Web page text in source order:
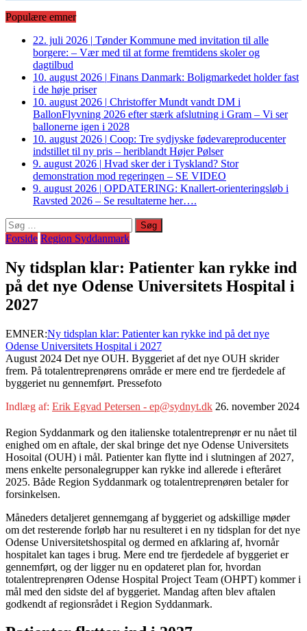
Populære emner
22. juli 2026 | Tønder Kommune med invitation til alle
borgere: – Vær med til at forme fremtidens skoler og
dagtilbud
10. august 2026 | Finans Danmark: Boligmarkedet holder fast
i de høje priser
10. august 2026 | Christoffer Mundt vandt DM i
BallonFlyvning 2026 efter stærk afslutning i Gram – Vi ser
ballonerne igen i 2028
10. august 2026 | Coop: Tre sydjyske fødevareproducenter
indstillet til ny pris – heriblandt Højer Pølser
9. august 2026 | Hvad sker der i Tyskland? Stor
demonstration mod regeringen – SE VIDEO
9. august 2026 | OPDATERING: Knallert-orienteringsløb i
Ravsted 2026 – Se resultaterne her….
Søg
efter:
Forside Region Syddanmark
Ny tidsplan klar: Patienter kan rykke ind
på det nye Odense Universitets Hospital i
2027
EMNER:Ny tidsplan klar: Patienter kan rykke ind på det nye
Odense Universitets Hospital i 2027
August 2024 Det nye OUH. Byggeriet af det nye OUH skrider
frem. På totalentreprenørens område er mere end tre fjerdedele af
byggeriet nu gennemført. Pressefoto
Indlæg af: Erik Egvad Petersen - ep@sydnyt.dk 26. november 2024
Region Syddanmark og den italienske totalentreprenør er nu nået til
enighed om en aftale, der skal bringe det nye Odense Universitets
Hosoital (OUH) i mål. Patienter kan flytte ind i slutningen af 2027,
mens enkelte personalegrupper kan rykke ind allerede i efteråret
2025. Både Region Syddanmark og totalentreprenøren betaler for
forsinkelsen.
Måneders detaljeret gennemgang af byggeriet og adskillige møder
om det resterende forløb har nu resulteret i en ny tidsplan for det nye
Odense Universitetshospital og dermed en afklaring af, hvornår
hospitalet kan tages i brug. Mere end tre fjerdedele af byggeriet er
gennemført, og der ligger nu en opdateret plan for, hvordan
totalentreprenøren Odense Hospital Project Team (OHPT) kommer i
mål med den sidste del af byggeriet. Mandag aften blev aftalen
godkendt af regionsrådet i Region Syddanmark.